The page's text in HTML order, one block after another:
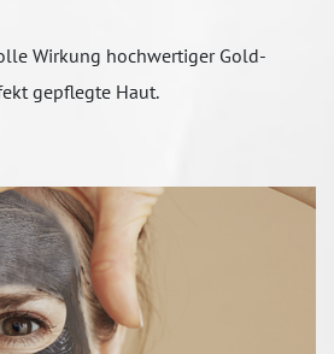
Wirkung hochwertiger Gold-
gepflegte Haut.